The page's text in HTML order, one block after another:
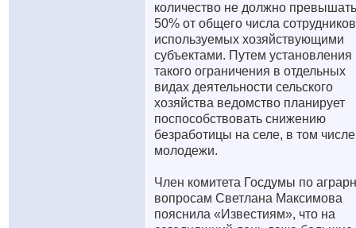
количество не должно превышать
50% от общего числа
используемых хозяйствующими
субъектами. Путем установления
такого ограничения в отдельных
видах деятельности сельского
хозяйства ведомство планирует
поспособствовать снижению
безработицы на селе, в том
молодежи.
Член комитета Госдумы по
вопросам Светлана Максимова
пояснила «Известиям», что на